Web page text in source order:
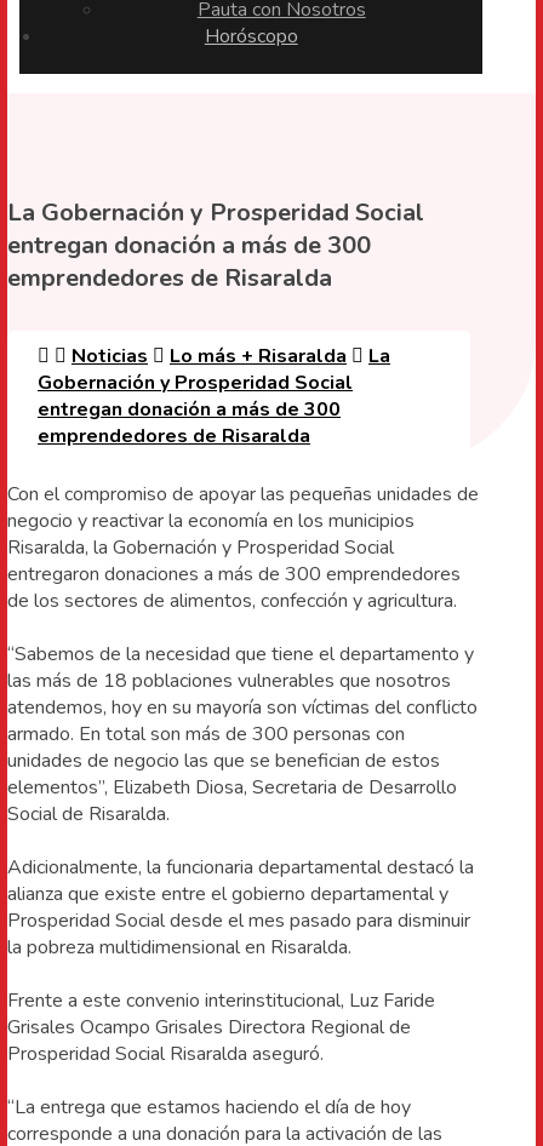
Pauta con Nosotros
Horóscopo
La Gobernación y Prosperidad Social
entregan donación a más de 300
emprendedores de Risaralda
Noticias Lo más + Risaralda
La
Gobernación y Prosperidad Social
entregan donación a más de 300
emprendedores de Risaralda
Con el compromiso de apoyar las pequeñas unidades de
negocio y reactivar la economía en los municipios
Risaralda, la Gobernación y Prosperidad Social
entregaron donaciones a más de 300 emprendedores
de los sectores de alimentos, confección y agricultura.
“Sabemos de la necesidad que tiene el departamento y
las más de 18 poblaciones vulnerables que nosotros
atendemos, hoy en su mayoría son víctimas del conflicto
armado. En total son más de 300 personas con
unidades de negocio las que se benefician de estos
elementos”, Elizabeth Diosa, Secretaria de Desarrollo
Social de Risaralda.
Adicionalmente, la funcionaria departamental destacó la
alianza que existe entre el gobierno departamental y
Prosperidad Social desde el mes pasado para disminuir
la pobreza multidimensional en Risaralda.
Frente a este convenio interinstitucional, Luz Faride
Grisales Ocampo Grisales Directora Regional de
Prosperidad Social Risaralda aseguró.
“La entrega que estamos haciendo el día de hoy
corresponde a una donación para la activación de las